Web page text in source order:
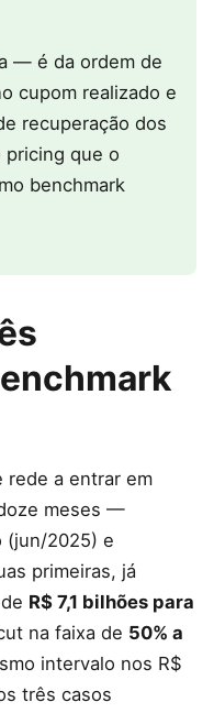
— é da ordem de
cupom realizado e
recuperação dos
pricing que o
benchmark
rede a entrar em
meses —
(jun/2025) e
primeiras, já
R$ 7,1 bilhões para
na faixa de 50% a
intervalo nos R$
três casos